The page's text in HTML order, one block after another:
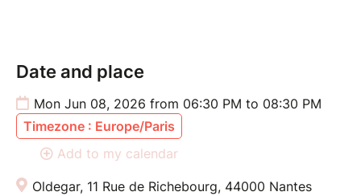
Date and place
Mon Jun 08, 2026 from 06:30 PM to 08:30 PM
Timezone : Europe/Paris
Add to my calendar
Oldegar, 11 Rue de Richebourg, 44000 Nantes